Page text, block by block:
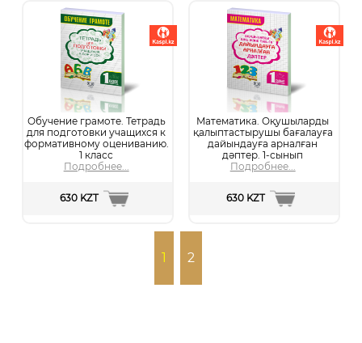
Обучение грамоте. Тетрадь
для подготовки учащихся к
формативному оцениванию.
1 класс
Подробнее...
630 KZT
Математика. Оқушыларды
қалыптастырушы бағалауға
дайындауға арналған
дәптер. 1-сынып
Подробнее...
630 KZT
1 2